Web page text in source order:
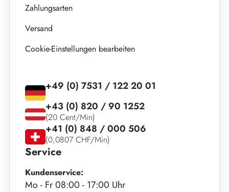
Zahlungsarten
Versand
Cookie-Einstellungen bearbeiten
Service
Kundenservice:
Mo - Fr 08:00 - 17:00 Uhr
+49 (0) 7531 / 122 20 01
+43 (0) 820 / 90 1252
(20 Cent/Min)
+41 (0) 848 / 000 506
(0,0807 CHF/Min)